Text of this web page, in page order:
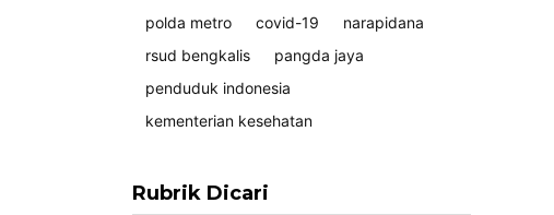
polda metro
covid-19
narapidana
rsud bengkalis
pangda jaya
penduduk indonesia
kementerian kesehatan
Rubrik Dicari